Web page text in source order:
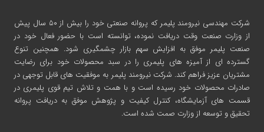
شرکت مهندسی نیرومند پلیمر
که پروانه صنعتی خود را بیش از ۵۰ سال پیش
از وزارت صنعت وقت دریافت نموده، توانسته است با حضور فعال خود در
صنعت پلیمر موفق به افزایش سهم بازار چشمگیری شود. همچنین تنوع
گسترده ای از آمیزه های پلیمری را در سبد محصولات خود برای رضایت
مشتریان عزیز فراهم کند. شرکت نیرومند پلیمر به موفقیت های قابل توجهی در
صادرات محصولات خود رسیده است و با همت و تلاش تیم قوی پلیمری در
قسمت های آزمایشگاه، کنترل کیفیت و پژوهش موفق به دریافت پروانه
تحقیق و توسعه از وزارت صمت شده است.